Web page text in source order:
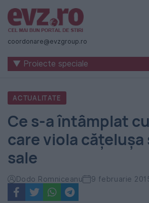
Știri
naționale
internaționale
România
-
Evenimentul
Zilei
coordonare@evzgroup.ro
▼ Proiecte speciale
ACTUALITATE
Ce s-a întâmplat
care viola
sale
Dodo Romniceanu 9 februarie